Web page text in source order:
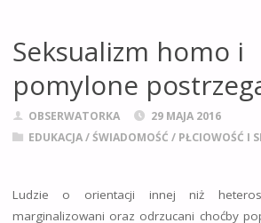
Seksualizm homo i
pomylone
OBSERWATORKA
29 MAJA 2016
EDUKACJA / ŚWIADOMOŚĆ / PŁCIOWOŚĆ I
Ludzie o orientacji innej niż
marginalizowani oraz odrzucani choćby